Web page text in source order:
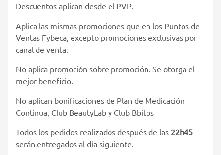
Descuentos aplican desde el PVP.
Aplica las mismas promociones que en los Puntos de
Ventas Fybeca, excepto promociones exclusivas por
canal de venta.
No aplica promoción sobre promoción. Se otorga el
mejor beneficio.
No aplican bonificaciones de Plan de Medicación
Continua, Club BeautyLab y Club Bbitos
Todos los pedidos realizados después de las 22h45
serán entregados al día siguiente.